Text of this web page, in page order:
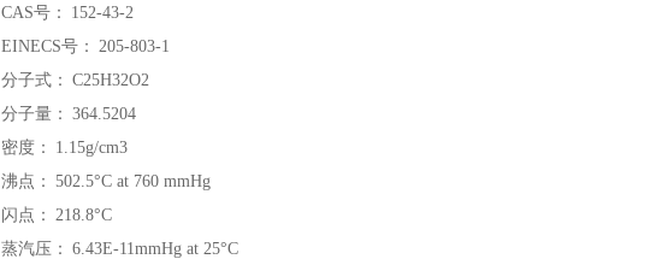
CAS号：
152-43-2
EINECS号： 205-803-1
分子式： C25H32O2
分子量： 364.5204
密度：
1.15g/cm3
沸点： 502.5°C at 760 mmHg
闪点： 218.8°C
蒸汽压： 6.43E-11mmHg at 25°C